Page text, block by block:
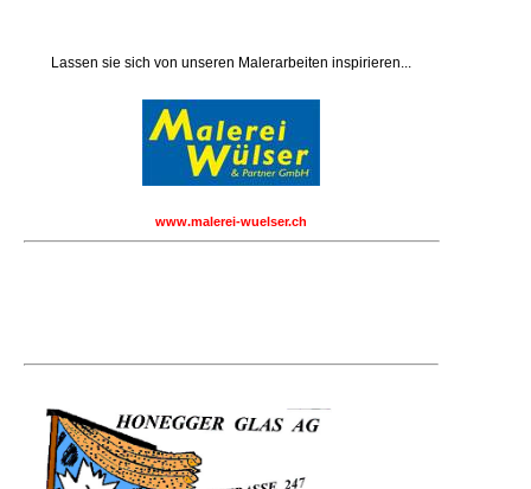
Lassen sie sich von unseren Malerarbeiten inspirieren...
www.malerei-wuelser.ch